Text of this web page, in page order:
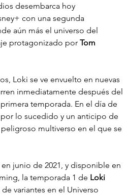
desembarca hoy
con una segunda
aún más el universo del
protagonizado por Tom
Loki se ve envuelto en nuevas
inmediatamente después del
temporada. En el día de
lo sucedido y un anticipo de
multiverso en el que se
junio de 2021, y disponible en
la temporada 1 de Loki
variantes en el Universo